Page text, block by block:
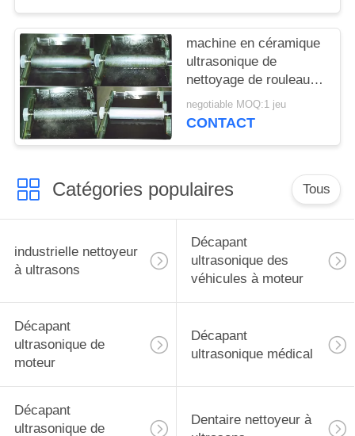
bain
machine en céramique
ultrasonique de
nettoyage de rouleau
d'Anilox de décapant
ultrasonique de
negotiable MOQ:1 jeu
CONTACT
Catégories populaires Tous
industrielle nettoyeur
à ultrasons
Décapant
ultrasonique des
véhicules à moteur
Décapant
ultrasonique de
moteur
Décapant
ultrasonique médical
Décapant
ultrasonique de
Dentaire nettoyeur à